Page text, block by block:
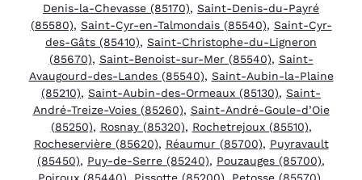
Denis-la-Chevasse (85170), Saint-Denis-du-Payré
(85580), Saint-Cyr-en-Talmondais (85540), Saint-Cyr-
des-Gâts (85410), Saint-Christophe-du-Ligneron
(85670), Saint-Benoist-sur-Mer (85540), Saint-
Avaugourd-des-Landes (85540), Saint-Aubin-la-Plaine
(85210), Saint-Aubin-des-Ormeaux (85130), Saint-
André-Treize-Voies (85260), Saint-André-Goule-d’Oie
(85250), Rosnay (85320), Rochetrejoux (85510),
Rocheservière (85620), Réaumur (85700), Puyravault
(85450), Puy-de-Serre (85240), Pouzauges (85700),
Poiroux (85440), Pissotte (85200), Petosse (85570),